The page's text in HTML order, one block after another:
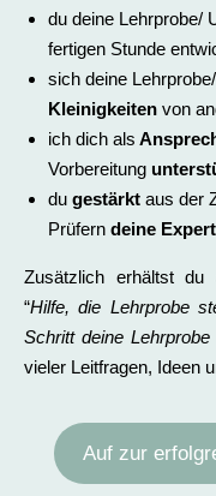
du deine Lehrprobe/
fertigen Stunde
sich deine
Kleinigkeiten von
ich dich als
Vorbereitung
du gestärkt aus der
Prüfern deine
Zusätzlich erhältst du
“Hilfe, die Lehrprobe
Schritt deine
vieler Leitfragen, Ideen
Auf zur